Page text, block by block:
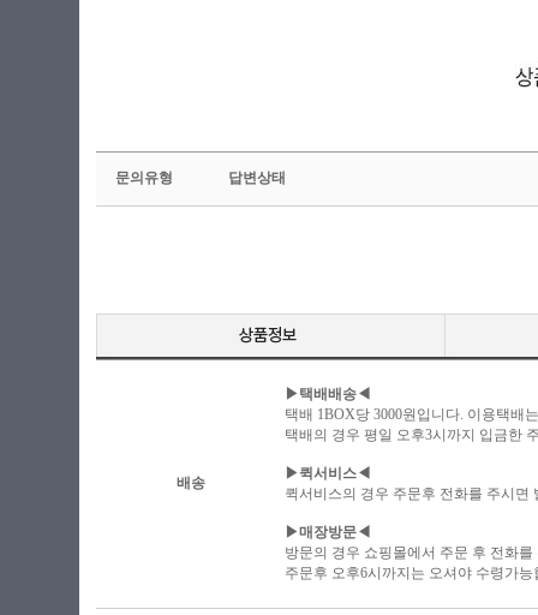
문의유형 답변상태
배송
▶택배배송◀
택배 1BOX당 3000원입니다. 이용택배
택배의 경우 평일 오후3시까지 입금한
▶퀵서비스◀
퀵서비스의 경우 주문후 전화를 주시면
▶매장방문◀
방문의 경우 쇼핑몰에서 주문 후 전화
주문후 오후6시까지는 오셔야 수령가능